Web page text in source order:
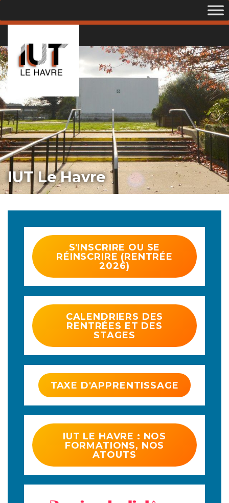
IUT Le Havre
S'INSCRIRE OU SE
RÉINSCRIRE (RENTRÉE
2026)
CALENDRIERS DES
RENTRÉES ET DES
STAGES
TAXE D'APPRENTISSAGE
IUT LE HAVRE : NOS
FORMATIONS, NOS
ATOUTS